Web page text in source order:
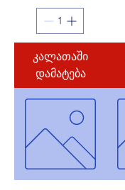
კალათაში
დამატება